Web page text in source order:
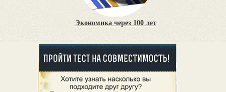
Экономика через 100 лет